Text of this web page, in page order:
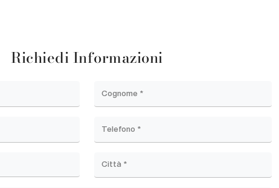
Richiedi Informazioni